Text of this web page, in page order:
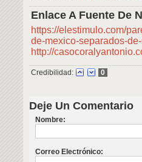
Enlace A Fuente De
https://elestimulo.com/
de-mexico-separados-
http://
Credibilidad: 0
Deje Un Comentario
Nombre:
Correo Electrónico: